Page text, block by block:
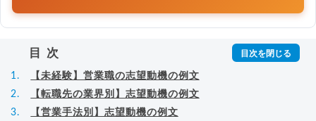
目次
【未経験】営業職の志望動機の例文
【転職先の業界別】志望動機の例文
【営業手法別】志望動機の例文